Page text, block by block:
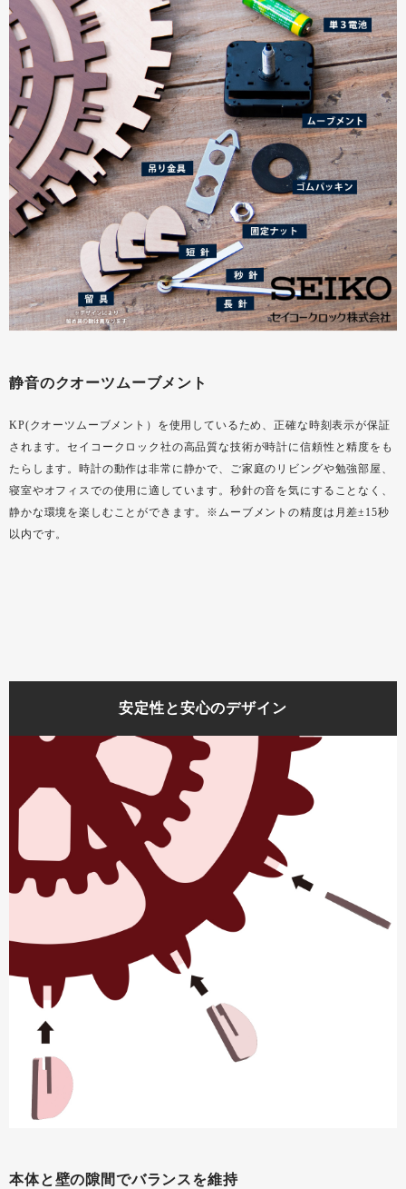
静音のクオーツムーブメント
KP(クオーツムーブメント）を使用しているため、正確な時刻表示が保証
されます。セイコークロック社の高品質な技術が時計に信頼性と精度をも
たらします。時計の動作は非常に静かで、ご家庭のリビングや勉強部屋、
寝室やオフィスでの使用に適しています。秒針の音を気にすることなく、
静かな環境を楽しむことができます。※ムーブメントの精度は月差±15秒
以内です。
安定性と安心のデザイン
本体と壁の隙間でバランスを維持